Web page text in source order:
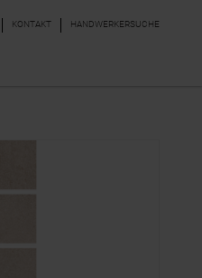
LAMINAT,
KONTAKT HANDWERKERSUCHE